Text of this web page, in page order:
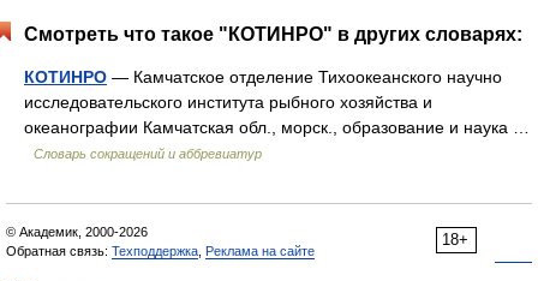
Смотреть что такое "КОТИНРО" в других словарях:
КОТИНРО — Камчатское отделение Тихоокеанского научно
исследовательского института рыбного хозяйства и
океанографии Камчатская обл., морск., образование и наука …
Словарь сокращений и аббревиатур
18+
© Академик, 2000-2026
Обратная связь: Техподдержка Реклама на сайте